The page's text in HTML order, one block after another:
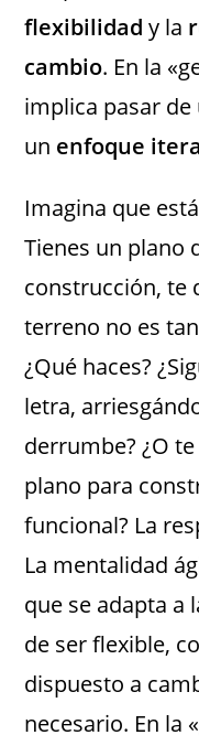
flexibilidad y la
cambio. En la
implica pasar
un enfoque
Imagina que
Tienes un plano
construcción, te
terreno no es
¿Qué haces?
letra,
derrumbe? ¿O
plano para
funcional? La
La mentalidad
que se adapta a
de ser flexible,
dispuesto a
necesario. En la